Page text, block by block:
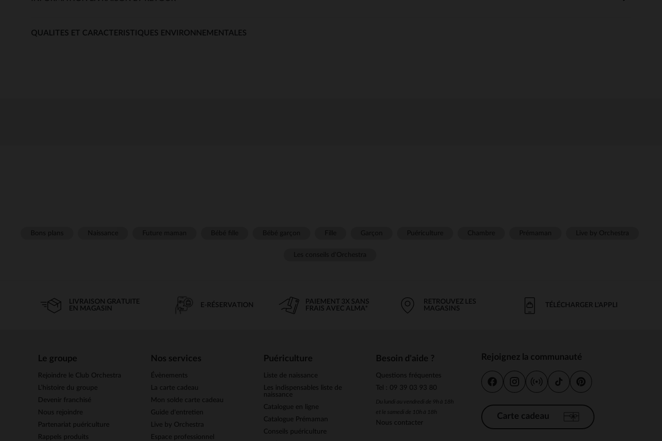
QUALITES ET CARACTERISTIQUES ENVIRONNEMENTALES
LIVRAISON GRATUITE
EN MAGASIN
E-RÉSERVATION
PAIEMENT 3X SANS
FRAIS AVEC ALMA*
RETROUVEZ LES
MAGASINS
TÉLÉCHARGER L'APPLI
Le groupe
Rejoindre le Club Orchestra
L’histoire du groupe
Devenir franchisé
Nous rejoindre
Partenariat puériculture
Rappels produits
Nos services
Évènements
La carte cadeau
Mon solde carte cadeau
Guide d'entretien
Live by Orchestra
Espace professionnel
Puériculture
Liste de naissance
Les indispensables liste de
naissance
Catalogue en ligne
Catalogue Prémaman
Conseils puériculture
Besoin d'aide ?
Questions fréquentes
Tel : 09 39 03 93 80
Du lundi au vendredi de 9h à 18h
et le samedi de 10h à 18h
Nous contacter
Rejoignez la communauté
Carte cadeau